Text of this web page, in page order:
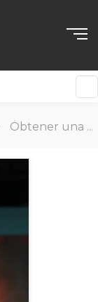
Obtener una calificación EcoVadis